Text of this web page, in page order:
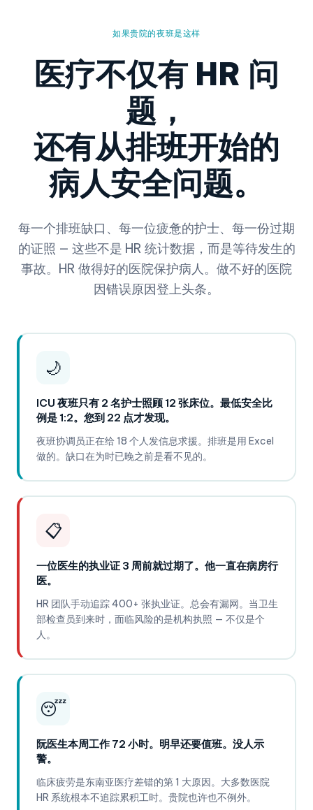
如果贵院的夜班是这样
医疗不仅有 HR 问
题，
还有从排班开始的
病人安全问题。
每一个排班缺口、每一位疲惫的护士、每一份过期
的证照 — 这些不是 HR 统计数据，而是等待发生的
事故。HR 做得好的医院保护病人。做不好的医院
因错误原因登上头条。
🌙
ICU 夜班只有 2 名护士照顾 12 张床位。最低安全比
例是 1:2。您到 22 点才发现。
夜班协调员正在给 18 个人发信息求援。排班是用 Excel
做的。缺口在为时已晚之前是看不见的。
📋
一位医生的执业证 3 周前就过期了。他一直在病房行
医。
HR 团队手动追踪 400+ 张执业证。总会有漏网。当卫生
部检查员到来时，面临风险的是机构执照 — 不仅是个
人。
😴
阮医生本周工作 72 小时。明早还要值班。没人示
警。
临床疲劳是东南亚医疗差错的第 1 大原因。大多数医院
HR 系统根本不追踪累积工时。贵院也许也不例外。